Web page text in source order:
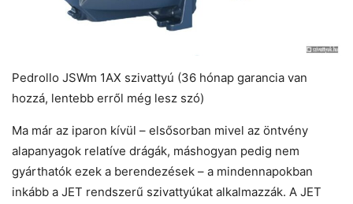
Pedrollo JSWm 1AX szivattyú (36 hónap garancia van
hozzá, lentebb erről még lesz szó)
Ma már az iparon kívül – elsősorban mivel az öntvény
alapanyagok relatíve drágák, máshogyan pedig nem
gyárthatók ezek a berendezések – a mindennapokban
inkább a JET rendszerű szivattyúkat alkalmazzák. A JET